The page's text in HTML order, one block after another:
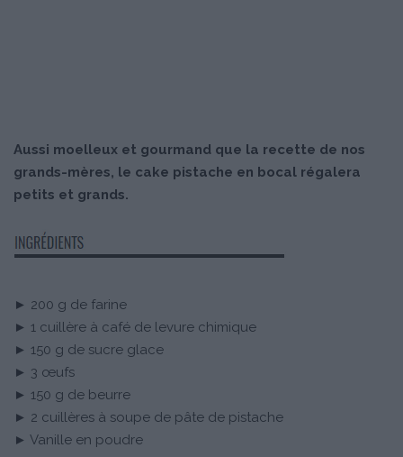
Aussi moelleux et gourmand que la recette de nos
grands-mères, le cake pistache en bocal régalera
petits et grands.
► 200 g de farine
► 1 cuillère à café de levure chimique
► 150 g de sucre glace
► 3 œufs
► 150 g de beurre
► 2 cuillères à soupe de pâte de pistache
► Vanille en poudre